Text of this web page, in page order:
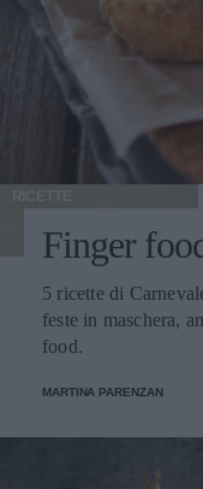
RICETTE
Finger
5 ricette di
feste in maschera,
food.
MARTINA PARENZAN